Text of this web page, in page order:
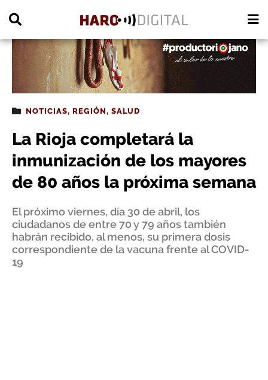
NOTICIAS, REGIÓN, SALUD
La Rioja completará la
inmunización de los mayores
de 80 años la próxima semana
El próximo viernes, día 30 de abril, los
ciudadanos de entre 70 y 79 años también
habrán recibido, al menos, su primera dosis
correspondiente de la vacuna frente al COVID-
19